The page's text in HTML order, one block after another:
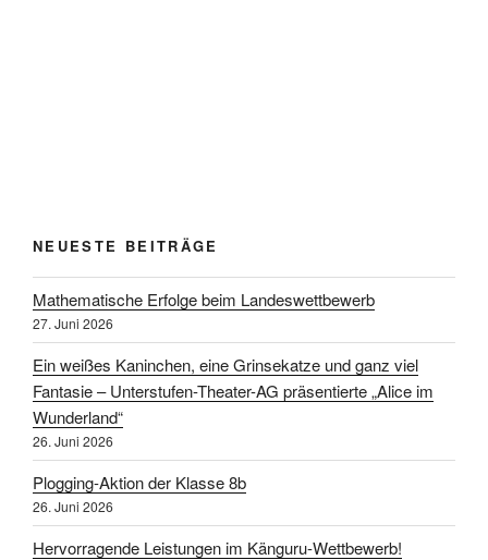
NEUESTE BEITRÄGE
Mathematische Erfolge beim Landeswettbewerb
27. Juni 2026
Ein weißes Kaninchen, eine Grinsekatze und ganz viel
Fantasie – Unterstufen-Theater-AG präsentierte „Alice im
Wunderland“
26. Juni 2026
Plogging-Aktion der Klasse 8b
26. Juni 2026
Hervorragende Leistungen im Känguru-Wettbewerb!